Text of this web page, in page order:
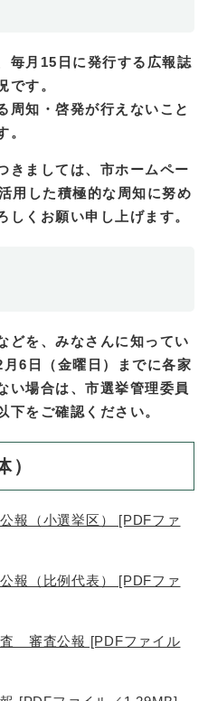
毎月15日に発行する広報誌
です。
周知・啓発が行えないこと
。
きましては、市ホームペー
用した積極的な周知に努め
くお願い申し上げます。
どを、みなさんに知ってい
6日（金曜日）までに各家
い場合は、市選挙管理委員
下をご確認ください。​
）
報（小選挙区） [PDFファ
報（比例代表） [PDFファ
審査公報 [PDFファイル